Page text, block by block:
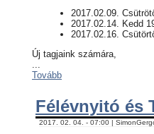
​2017.02.09.
2017.02.14. Kedd
2017.02.16.
Új tagjaink számára,
...
Tovább
Félévnyitó és
2017. 02. 04. - 07:00 |